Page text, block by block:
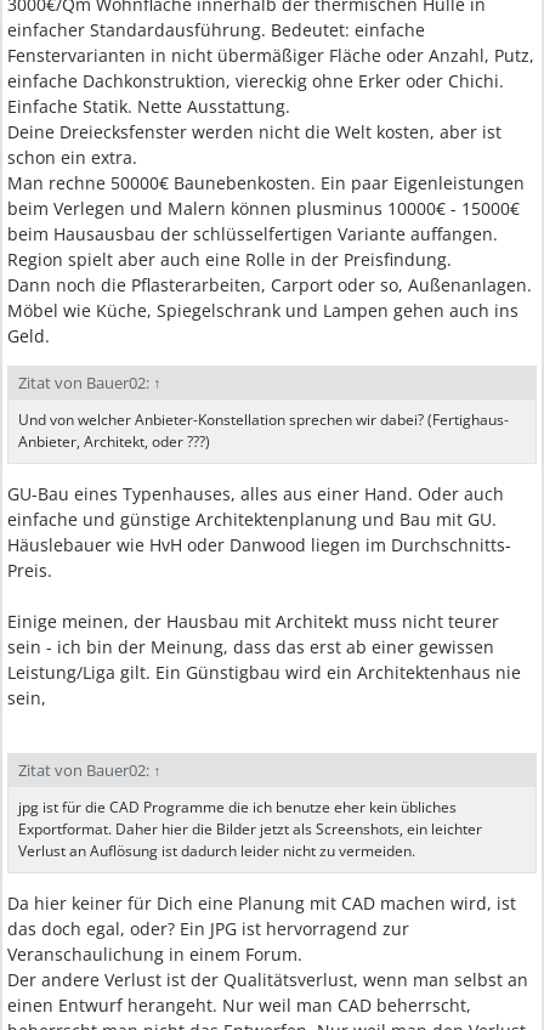
einfacher Standardausführung. Bedeutet: einfache
Fenstervarianten in nicht übermäßiger Fläche oder Anzahl, Putz,
einfache Dachkonstruktion, viereckig ohne Erker oder Chichi.
Einfache Statik. Nette Ausstattung.
Deine Dreiecksfenster werden nicht die Welt kosten, aber ist
schon ein extra.
Man rechne 50000€ Baunebenkosten. Ein paar Eigenleistungen
beim Verlegen und Malern können plusminus 10000€ - 15000€
beim Hausausbau der schlüsselfertigen Variante auffangen.
Region spielt aber auch eine Rolle in der Preisfindung.
Dann noch die Pflasterarbeiten, Carport oder so, Außenanlagen.
Möbel wie Küche, Spiegelschrank und Lampen gehen auch ins
Geld.
Zitat von Bauer02: ↑
Und von welcher Anbieter-Konstellation sprechen wir dabei? (Fertighaus-
Anbieter, Architekt, oder ???)
GU-Bau eines Typenhauses, alles aus einer Hand. Oder auch
einfache und günstige Architektenplanung und Bau mit GU.
Häuslebauer wie HvH oder Danwood liegen im Durchschnitts-
Preis.
Einige meinen, der Hausbau mit Architekt muss nicht teurer
sein - ich bin der Meinung, dass das erst ab einer gewissen
Leistung/Liga gilt. Ein Günstigbau wird ein Architektenhaus nie
sein,
Zitat von Bauer02: ↑
jpg ist für die CAD Programme die ich benutze eher kein übliches
Exportformat. Daher hier die Bilder jetzt als Screenshots, ein leichter
Verlust an Auflösung ist dadurch leider nicht zu vermeiden.
Da hier keiner für Dich eine Planung mit CAD machen wird, ist
das doch egal, oder? Ein JPG ist hervorragend zur
Veranschaulichung in einem Forum.
Der andere Verlust ist der Qualitätsverlust, wenn man selbst an
einen Entwurf herangeht. Nur weil man CAD beherrscht,